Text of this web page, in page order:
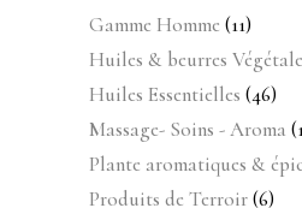
Gamme Homme 1111
produits
Huiles & beurres
Huiles Essentielles 4646
Massage- Soins - Aroma
Plante aromatiques &
Produits de Terroir 66